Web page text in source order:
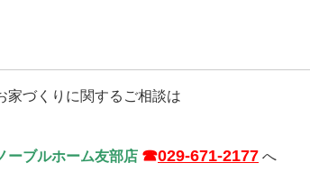
家づくりに関するご相談は
ーブルホーム友部店 ☎029-671-2177 へ